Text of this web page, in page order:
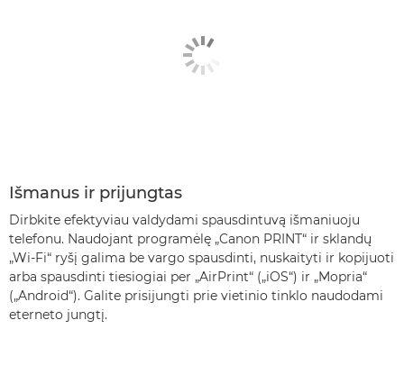
Išmanus ir prijungtas
Dirbkite efektyviau valdydami spausdintuvą išmaniuoju
telefonu. Naudojant programėlę „Canon PRINT“ ir sklandų
„Wi-Fi“ ryšį galima be vargo spausdinti, nuskaityti ir kopijuoti
arba spausdinti tiesiogiai per „AirPrint“ („iOS“) ir „Mopria“
(„Android“). Galite prisijungti prie vietinio tinklo naudodami
eterneto jungtį.